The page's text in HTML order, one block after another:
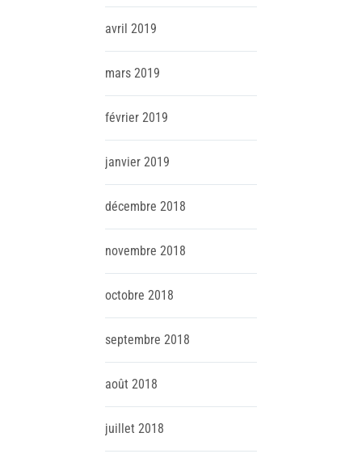
avril 2019
mars 2019
février 2019
janvier 2019
décembre 2018
novembre 2018
octobre 2018
septembre 2018
août 2018
juillet 2018